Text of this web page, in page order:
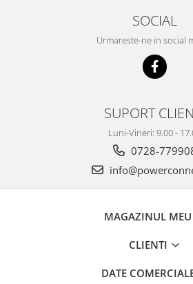
SOCIAL
Urmareste-ne in social
SUPORT
Luni-Vineri: 9.00 -
0728-
MAGAZINUL MEU
CLIENTI
DATE